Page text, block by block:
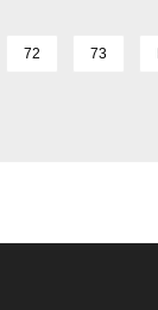
72 73